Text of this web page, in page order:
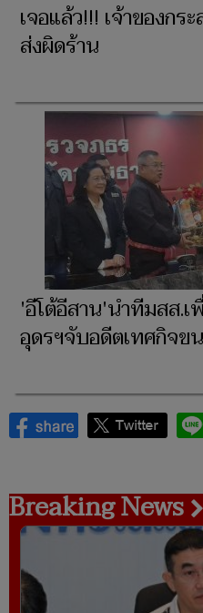
เจอแล้ว!!! เจ้าของก
ส่งผิดร้าน
'อีโต้อีสาน'นำทีมสส.เ
อุดรฯจับอดีตเทศกิจข
Breaking News